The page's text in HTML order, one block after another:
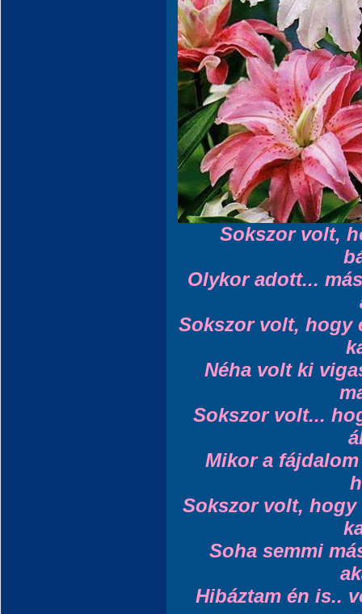
Sokszor volt,
Olykor adott...
Sokszor volt, hogy
Néha volt ki
Sokszor volt...
Mikor a
Sokszor volt, hogy
Soha semmi
Hibáztam én is..